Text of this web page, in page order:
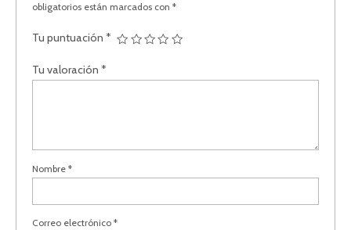
obligatorios están marcados con*
Tu puntuación*
Tu valoración*
Nombre*
Correo electrónico*